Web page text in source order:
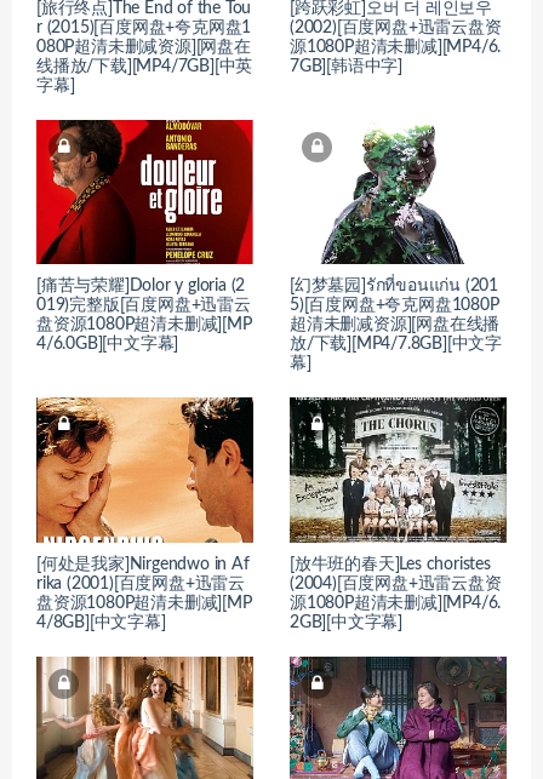
[旅行终点]The End of the Tou
r (2015)[百度网盘+夸克网盘1
080P超清未删减资源][网盘在
线播放/下载][MP4/7GB][中英
字幕]
[跨跃彩虹]오버 더 레인보우
(2002)[百度网盘+迅雷云盘资
源1080P超清未删减][MP4/6.
7GB][韩语中字]
[痛苦与荣耀]Dolor y gloria (2
019)完整版[百度网盘+迅雷云
盘资源1080P超清未删减][MP
4/6.0GB][中文字幕]
[幻梦墓园]รักที่ขอนแก่น (201
5)[百度网盘+夸克网盘1080P
超清未删减资源][网盘在线播
放/下载][MP4/7.8GB][中文字
幕]
[何处是我家]Nirgendwo in Af
rika (2001)[百度网盘+迅雷云
盘资源1080P超清未删减][MP
4/8GB][中文字幕]
[放牛班的春天]Les choristes
(2004)[百度网盘+迅雷云盘资
源1080P超清未删减][MP4/6.
2GB][中文字幕]